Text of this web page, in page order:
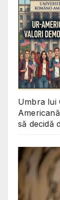
Umbra lui
să decidă